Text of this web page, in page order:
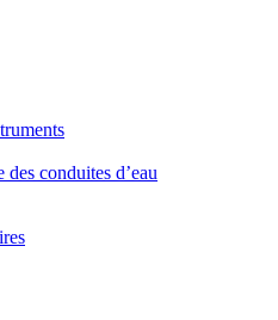
des conduites d’eau